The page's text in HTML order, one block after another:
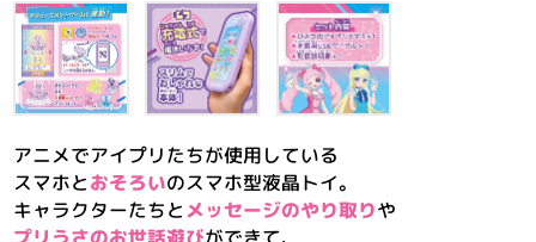
アニメでアイプリたちが使用している
スマホとおそろいのスマホ型液晶トイ。
キャラクターたちとメッセージのやり取りや